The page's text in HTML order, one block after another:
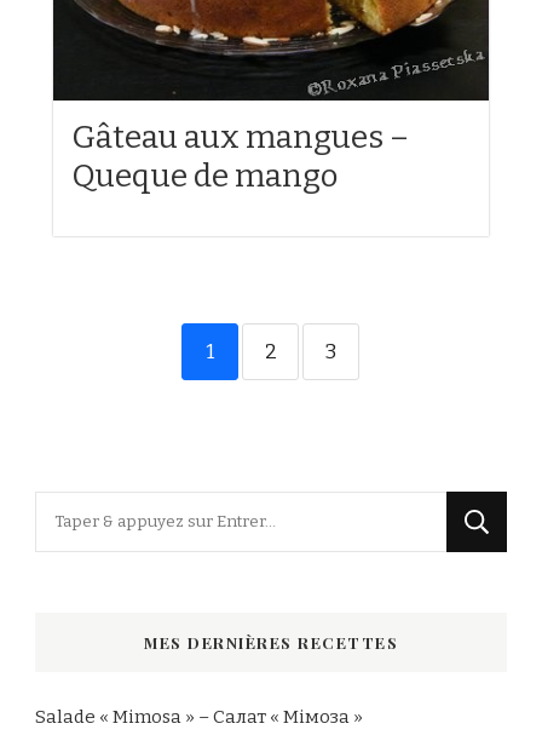
Gâteau aux mangues –
Queque de mango
1 2 3
MES DERNIÈRES RECETTES
Salade « Mimosa » – Салат « Мімоза »